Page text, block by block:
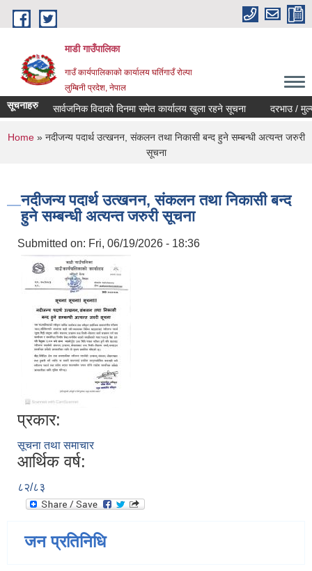
Skip to main content
माडी गाउँपालिका
गाउँ कार्यपालिकाको कार्यालय घर्तिगाउँ रोल्पा
लुम्बिनी प्रदेश, नेपाल
सूचनाहरुसार्वजनिक विदाको दिनमा समेत कार्यालय खुला रहने सूचना दरभाउ /
You are here
Home» नदीजन्य पदार्थ उत्खनन, संकलन तथा निकासी बन्द हुने सम्बन्धी अत्यन्त जरुरी
सूचना
नदीजन्य पदार्थ उत्खनन, संकलन तथा निकासी बन्द
हुने सम्बन्धी अत्यन्त जरुरी सूचना
Submitted on: Fri, 06/19/2026 - 18:36
प्रकार:
सूचना तथा समाचार
आर्थिक वर्ष:
८२/८३
जन प्रतिनिधि